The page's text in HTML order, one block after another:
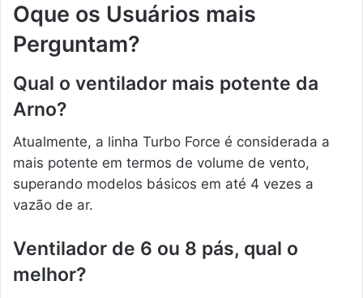
Oque os Usuários mais
Perguntam?
Qual o ventilador mais potente da
Arno?
Atualmente, a linha Turbo Force é considerada a
mais potente em termos de volume de vento,
superando modelos básicos em até 4 vezes a
vazão de ar.
Ventilador de 6 ou 8 pás, qual o
melhor?